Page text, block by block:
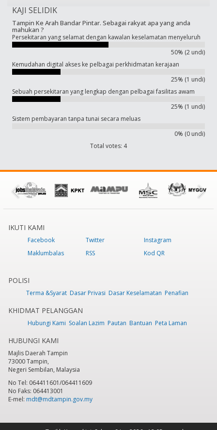
KAJI SELIDIK
Tampin Ke Arah Bandar Pintar. Sebagai rakyat apa yang anda
mahukan ?
Persekitaran yang selamat dengan kawalan keselamatan menyeluruh
50% (2 undi)
Kemudahan digital akses ke pelbagai perkhidmatan kerajaan
25% (1 undi)
Sebuah persekitaran yang lengkap dengan pelbagai fasilitas awam
25% (1 undi)
Sistem pembayaran tanpa tunai secara meluas
0% (0 undi)
Total votes: 4
IKUTI KAMI
Facebook Twitter
Instagram
Maklumbalas
RSS Kod QR
POLISI
Terma &Syarat Dasar Privasi Dasar Keselamatan Penafian
KHIDMAT PELANGGAN
Hubungi Kami Soalan Lazim Pautan Bantuan Peta Laman
HUBUNGI KAMI
Majlis Daerah Tampin
73000 Tampin,
Negeri Sembilan, Malaysia
No Tel: 064411601/064411609
No Faks: 064413001
E-mel: mdt@mdtampin.gov.my